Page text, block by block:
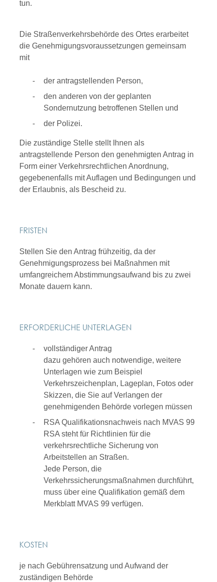
tun.
Die Straßenverkehrsbehörde des Ortes erarbeitet
die Genehmigungsvoraussetzungen gemeinsam
mit
der antragstellenden Person,
den anderen von der geplanten
Sondernutzung betroffenen Stellen und
der Polizei.
Die zuständige Stelle stellt Ihnen als
antragstellende Person den genehmigten Antrag in
Form einer Verkehrsrechtlichen Anordnung,
gegebenenfalls mit Auflagen und Bedingungen und
der Erlaubnis, als Bescheid zu.
FRISTEN
Stellen Sie den Antrag frühzeitig, da der
Genehmigungsprozess bei Maßnahmen mit
umfangreichem Abstimmungsaufwand bis zu zwei
Monate dauern kann.
ERFORDERLICHE UNTERLAGEN
vollständiger Antrag
dazu gehören auch notwendige, weitere
Unterlagen wie zum Beispiel
Verkehrszeichenplan, Lageplan, Fotos oder
Skizzen, die Sie auf Verlangen der
genehmigenden Behörde vorlegen müssen
RSA Qualifikationsnachweis nach MVAS 99
RSA steht für Richtlinien für die
verkehrsrechtliche Sicherung von
Arbeitstellen an Straßen.
Jede Person, die
Verkehrssicherungsmaßnahmen durchführt,
muss über eine Qualifikation gemäß dem
Merkblatt MVAS 99 verfügen.
KOSTEN
je nach Gebührensatzung und Aufwand der
zuständigen Behörde